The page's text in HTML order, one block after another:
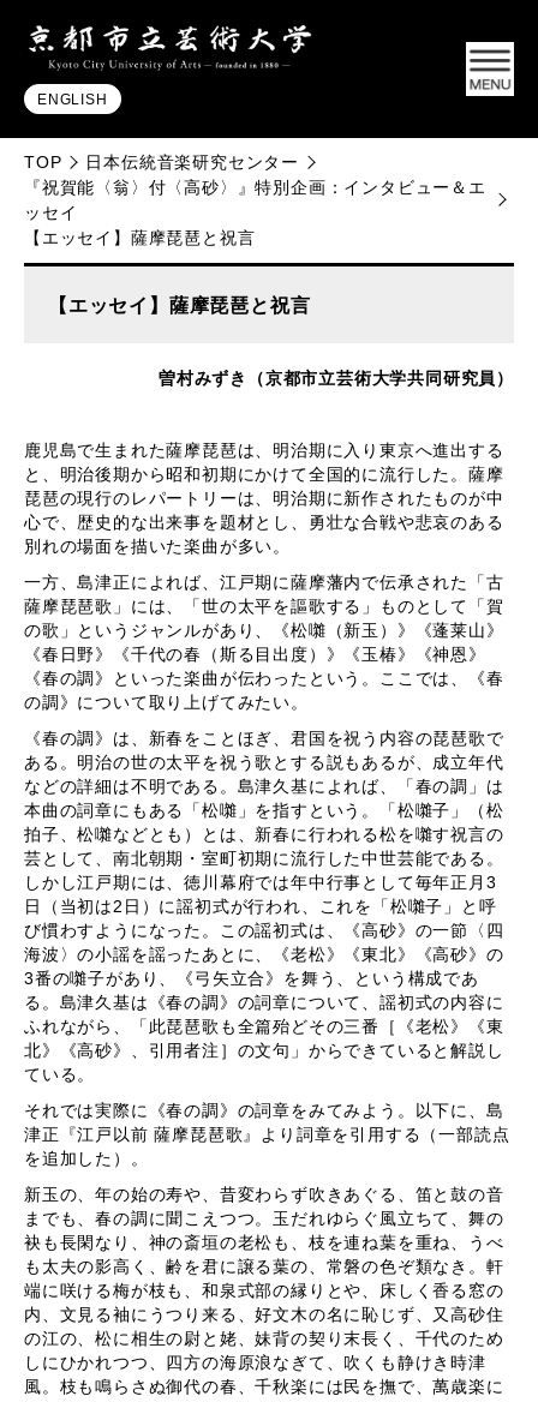
ENGLISH
TOP
日本伝統音楽研究センター
『祝賀能〈翁〉付〈高砂〉』特別企画：インタビュー＆エ
ッセイ
【エッセイ】薩摩琵琶と祝言
【エッセイ】薩摩琵琶と祝言
曽村みずき（京都市立芸術大学共同研究員）
鹿児島で生まれた薩摩琵琶は、明治期に入り東京へ進出する
と、明治後期から昭和初期にかけて全国的に流行した。薩摩
琵琶の現行のレパートリーは、明治期に新作されたものが中
心で、歴史的な出来事を題材とし、勇壮な合戦や悲哀のある
別れの場面を描いた楽曲が多い。
一方、島津正によれば、江戸期に薩摩藩内で伝承された「古
薩摩琵琶歌」には、「世の太平を謳歌する」ものとして「賀
の歌」というジャンルがあり、《松囃（新玉）》《蓬莱山》
《春日野》《千代の春（斯る目出度）》《玉椿》《神恩》
《春の調》といった楽曲が伝わったという。ここでは、《春
の調》について取り上げてみたい。
《春の調》は、新春をことほぎ、君国を祝う内容の琵琶歌で
ある。明治の世の太平を祝う歌とする説もあるが、成立年代
などの詳細は不明である。島津久基によれば、「春の調」は
本曲の詞章にもある「松囃」を指すという。「松囃子」（松
拍子、松囃などとも）とは、新春に行われる松を囃す祝言の
芸として、南北朝期・室町初期に流行した中世芸能である。
しかし江戸期には、徳川幕府では年中行事として毎年正月3
日（当初は2日）に謡初式が行われ、これを「松囃子」と呼
び慣わすようになった。この謡初式は、《高砂》の一節〈四
海波〉の小謡を謡ったあとに、《老松》《東北》《高砂》の
3番の囃子があり、《弓矢立合》を舞う、という構成であ
る。島津久基は《春の調》の詞章について、謡初式の内容に
ふれながら、「此琵琶歌も全篇殆どその三番［《老松》《東
北》《高砂》、引用者注］の文句」からできていると解説し
ている。
それでは実際に《春の調》の詞章をみてみよう。以下に、島
津正『江戸以前 薩摩琵琶歌』より詞章を引用する（一部読点
を追加した）。
新玉の、年の始の寿や、昔変わらず吹きあぐる、笛と鼓の音
までも、春の調に聞こえつつ。玉だれゆらぐ風立ちて、舞の
袂も長閑なり、神の斎垣の老松も、枝を連ね葉を重ね、うべ
も太夫の影高く、齢を君に譲る葉の、常磐の色ぞ類なき。軒
端に咲ける梅が枝も、和泉式部の縁りとや、床しく香る窓の
内、文見る袖にうつり来る、好文木の名に恥じず、又高砂住
の江の、松に相生の尉と姥、妹背の契り末長く、千代のため
しにひかれつつ、四方の海原浪なぎて、吹くも静けき時津
風。枝も鳴らさぬ御代の春、千秋楽には民を撫で、萬歳楽に